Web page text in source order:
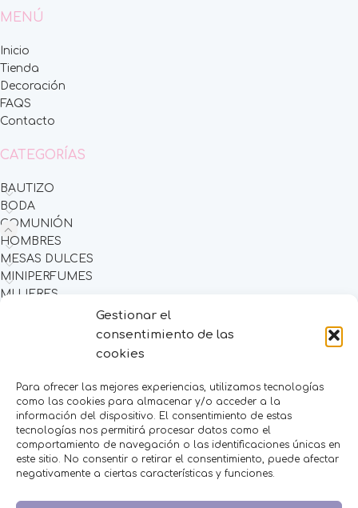
Gestionar el
consentimiento de las
cookies
Para ofrecer las mejores experiencias, utilizamos tecnologías
como las cookies para almacenar y/o acceder a la
información del dispositivo. El consentimiento de estas
tecnologías nos permitirá procesar datos como el
comportamiento de navegación o las identificaciones únicas en
este sitio. No consentir o retirar el consentimiento, puede afectar
negativamente a ciertas características y funciones.
MENÚ
Inicio
Tienda
Decoración
FAQS
Contacto
CATEGORÍAS
BAUTIZO
BODA
COMUNIÓN
HOMBRES
MESAS DULCES
MINIPERFUMES
MUJERES
THE FRUIT COMPANY
LEGAL
Aviso Legal
Política de Privacidad
Política de Cookies